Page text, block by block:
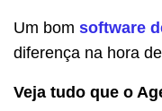
Um bom software
diferença na hora
Veja tudo que o